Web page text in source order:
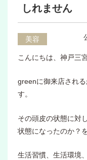
しれません
美容
こんにちは、神戸三
greenに御来店され
す。
その頭皮の状態に対
状態になったのか？
生活習慣、生活環境